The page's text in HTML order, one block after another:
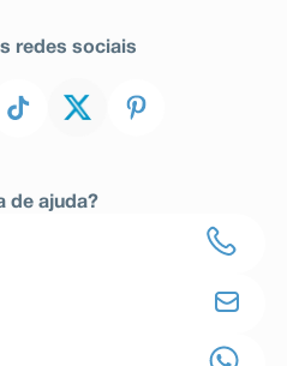
redes sociais
de ajuda?